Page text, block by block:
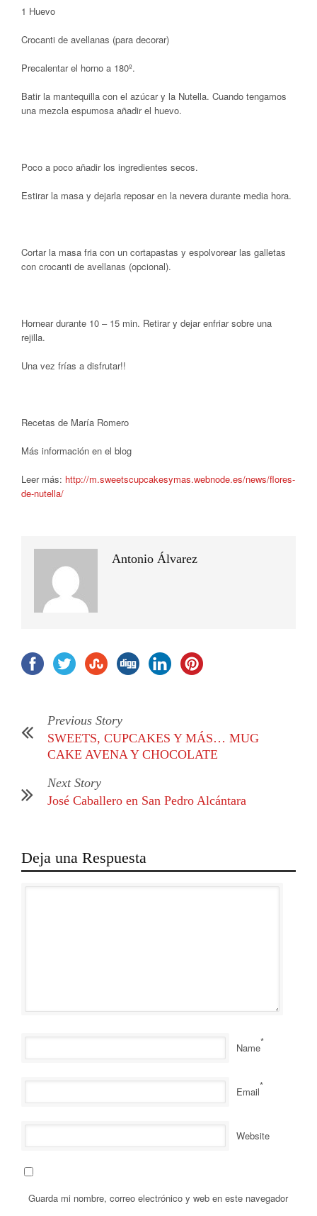
1 Huevo
Crocanti de avellanas (para decorar)
Precalentar el horno a 180º.
Batir la mantequilla con el azúcar y la Nutella. Cuando tengamos
una mezcla espumosa añadir el huevo.
Poco a poco añadir los ingredientes secos.
Estirar la masa y dejarla reposar en la nevera durante media hora.
Cortar la masa fria con un cortapastas y espolvorear las galletas
con crocanti de avellanas (opcional).
Hornear durante 10 – 15 min. Retirar y dejar enfriar sobre una
rejilla.
Una vez frías a disfrutar!!
Recetas de María Romero
Más información en el blog
Leer más: http://m.sweetscupcakesymas.webnode.es/news/flores-
de-nutella/
Antonio Álvarez
Previous Story
SWEETS, CUPCAKES Y MÁS… MUG
CAKE AVENA Y CHOCOLATE
Next Story
José Caballero en San Pedro Alcántara
Deja una Respuesta
Name*
Email*
Website
Guarda mi nombre, correo electrónico y web en este navegador